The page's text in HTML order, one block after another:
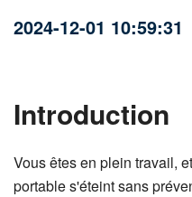
2024-12-01 10:59:31
Introduction
Vous êtes en plein travail,
portable s'éteint sans